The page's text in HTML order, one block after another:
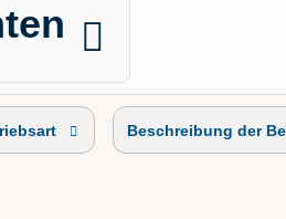
Beschreibung der